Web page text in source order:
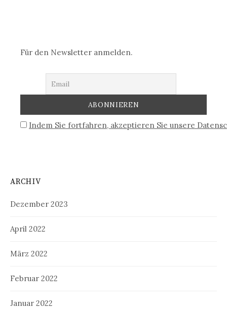
Für den Newsletter anmelden.
Indem Sie fortfahren, akzeptieren Sie unsere
ARCHIV
Dezember 2023
April 2022
März 2022
Februar 2022
Januar 2022